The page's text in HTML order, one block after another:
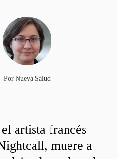
Por Nueva Salud
artista francés
muere a